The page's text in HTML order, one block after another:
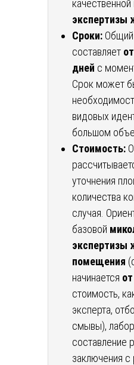
качественной
экспертизы
Сроки: Общий
составляет
дней с
Срок может
видовых
большом
Стоимость:
уточнения
количества
случая.
базовой
экспертизы
помещения
начинается
стоимость,
эксперта,
смывы),
составление
заключения